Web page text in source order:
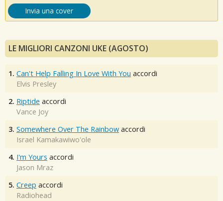
Invia una cover
LE MIGLIORI CANZONI UKE (AGOSTO)
1. Can't Help Falling In Love With You accordi
Elvis Presley
2. Riptide accordi
Vance Joy
3. Somewhere Over The Rainbow accordi
Israel Kamakawiwo'ole
4. I'm Yours accordi
Jason Mraz
5. Creep accordi
Radiohead